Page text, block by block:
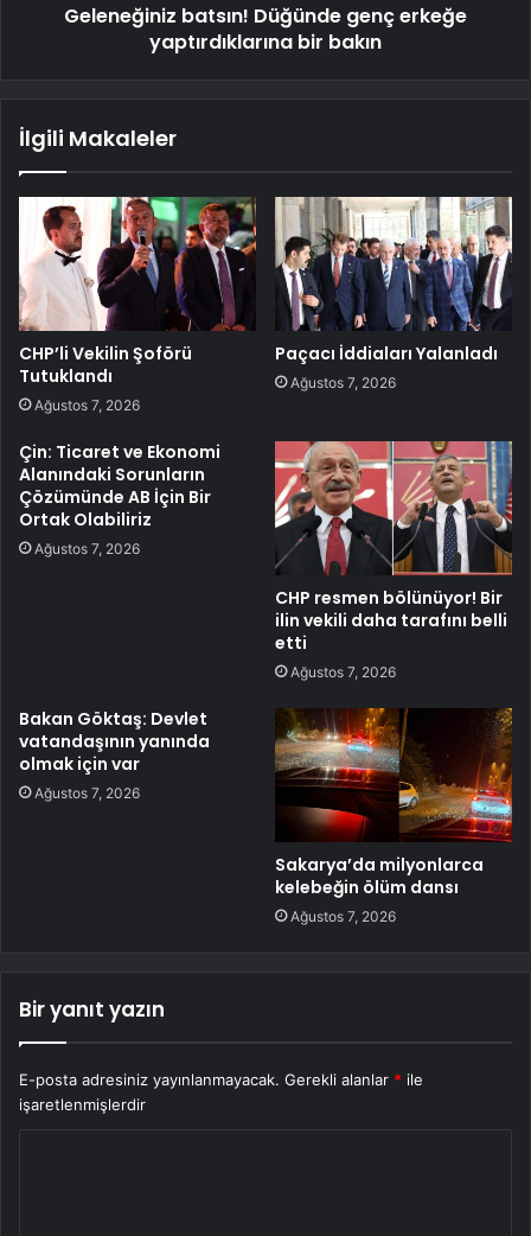
Geleneğiniz batsın! Düğünde genç erkeğe
yaptırdıklarına bir bakın
İlgili Makaleler
CHP’li Vekilin Şoförü
Tutuklandı
Ağustos 7, 2026
Paçacı İddiaları Yalanladı
Ağustos 7, 2026
Çin: Ticaret ve Ekonomi
Alanındaki Sorunların
Çözümünde AB İçin Bir
Ortak Olabiliriz
Ağustos 7, 2026
CHP resmen bölünüyor! Bir
ilin vekili daha tarafını belli
etti
Ağustos 7, 2026
Bakan Göktaş: Devlet
vatandaşının yanında
olmak için var
Ağustos 7, 2026
Sakarya’da milyonlarca
kelebeğin ölüm dansı
Ağustos 7, 2026
Bir yanıt yazın
E-posta adresiniz yayınlanmayacak. Gerekli alanlar * ile
işaretlenmişlerdir